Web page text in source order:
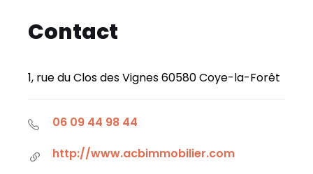
e
b
o
k
p g er
Contact
1, rue du Clos des Vignes 60580 Coye-la-Forêt
06 09 44 98 44
http://www.acbimmobilier.com